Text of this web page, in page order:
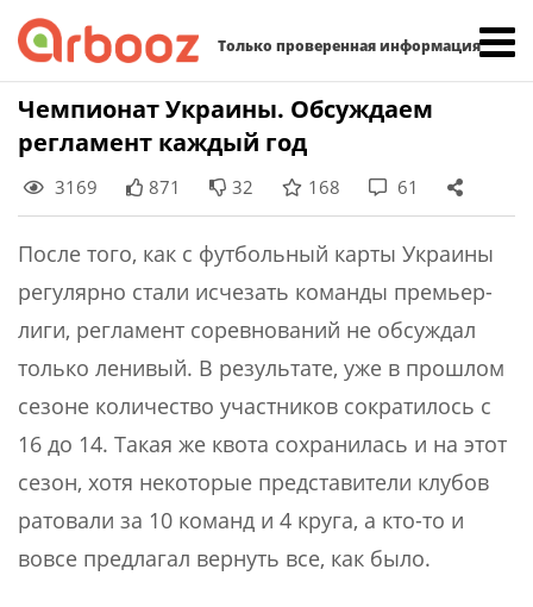
Только проверенная информация
Skip
content
Чемпионат Украины. Обсуждаем
регламент каждый год
3169 871 32 168 61
После того, как с футбольный карты Украины
регулярно стали исчезать команды премьер-
лиги, регламент соревнований не обсуждал
только ленивый. В результате, уже в прошлом
сезоне количество участников сократилось с
16 до 14. Такая же квота сохранилась и на этот
сезон, хотя некоторые представители клубов
ратовали за 10 команд и 4 круга, а кто-то и
вовсе предлагал вернуть все, как было.
Найти: